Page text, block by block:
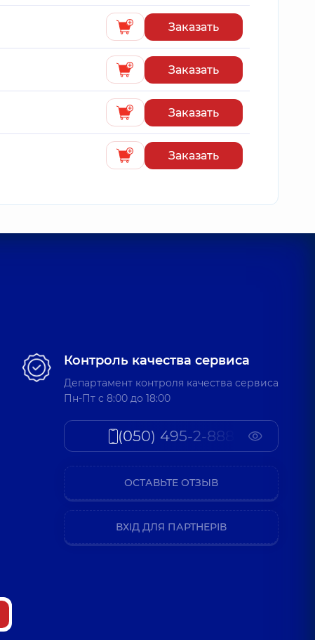
Заказать
Заказать
Заказать
Заказать
Контроль качества сервиса
Департамент контроля качества сервиса
Пн-Пт c 8:00 до 18:00
(050) 495-2-888
ОСТАВЬТЕ ОТЗЫВ
ВХІД ДЛЯ ПАРТНЕРІВ